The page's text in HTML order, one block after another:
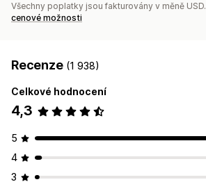
Všechny poplatky jsou fakturovány v měně USD.
cenové možnosti
Recenze (1 938)
Celkové hodnocení
4,3
5
4
3